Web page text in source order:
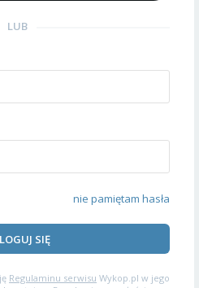
LUB
nie pamiętam hasła
SIĘ
Regulaminu serwisu Wykop.pl w jego